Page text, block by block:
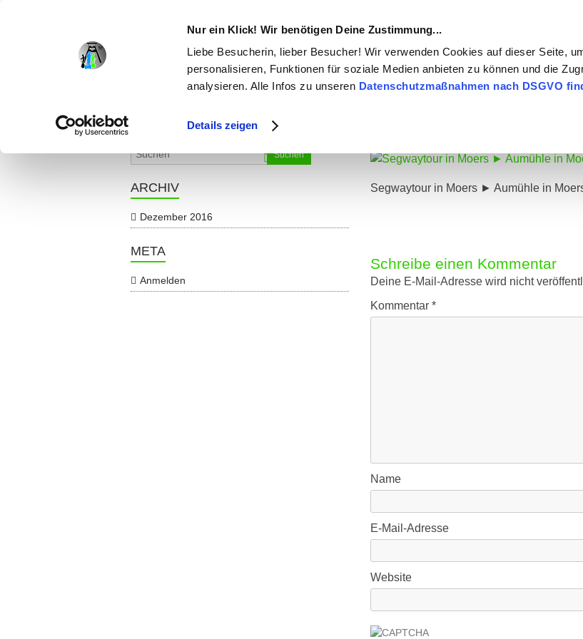
Nur ein Klick! Wir benötigen Deine Zustimmung...
Liebe Besucherin, lieber Besucher! Wir verwenden Cookies auf dieser Seite,
personalisieren, Funktionen für soziale Medien anbieten zu können und die
analysieren. Alle Infos zu unseren Datenschutzmaßnahmen nach DSGVO
Details zeigen
segwaytouren-
lintfort.de
Mit
dem
Segway
auf
am
Niederrhein
Segwaytour in Moers ► Aumühle in Moers
»Segwaytour in Moers – Drehscheibe am Niederrhein
Segwaytour in Moers ► Aumühle in
Schreibe einen Kommentar
Deine E-Mail-Adresse wird nicht
Kommentar*
Name
E-Mail-Adresse
Website
Suchen
ARCHIV
Dezember 2016
META
Anmelden